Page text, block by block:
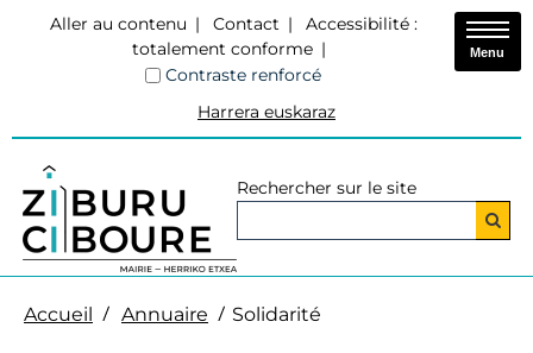
Aller au contenu Contact
Accessibilité :
totalement conforme
Contraste renforcé
Harrera euskaraz
Rechercher sur le site
Menu
Accueil Annuaire Solidarité